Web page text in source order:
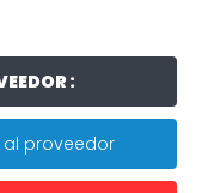
:
proveedor